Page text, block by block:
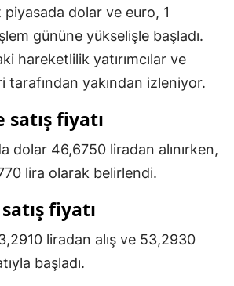
Hakkari
Hatay
Isparta
İstanbul
İzmir
Kars
Kastamonu
Kayseri
dolar ve euro, 1
gününe yükselişle başladı.
hareketlilik yatırımcılar ve
tarafından yakından izleniyor.
satış fiyatı
dolar 46,6750 liradan alınırken,
lira olarak belirlendi.
fiyatı
liradan alış ve 53,2930
başladı.